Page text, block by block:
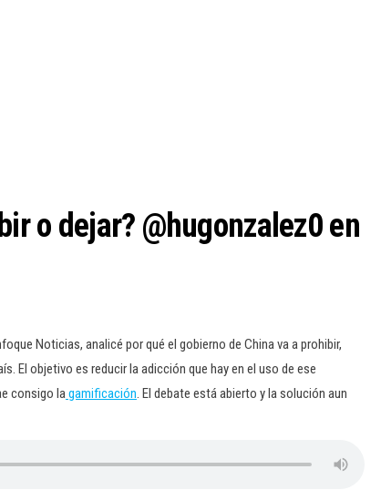
o dejar? @hugonzalez0 en
Noticias, analicé por qué el gobierno de China va a prohibir,
El objetivo es reducir la adicción que hay en el uso de ese
consigo lagamificación. El debate está abierto y la solución aun